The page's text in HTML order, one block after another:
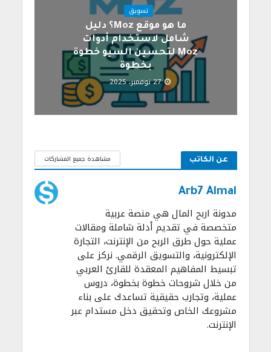
تسويق
ما هو موقع Moz؟ دليل
شامل لاستخدام أدوات
Moz لتحسين السيو خطوة
بخطوة
27 نوفمبر، 2025
عن الكاتب مشاهدة جميع المشاركات
Arb7 Almal
مدونة اربح المال هي منصة عربية
متخصصة في تقديم أدلة شاملة ومقالات
عملية حول طرق الربح من الإنترنت، التجارة
الإلكترونية، والتسويق الرقمي. نركز على
تبسيط المفاهيم المعقدة للقارئ العربي
من خلال شروحات خطوة بخطوة، دروس
عملية، وتجارب حقيقية تساعدك على بناء
مشروعك الخاص وتحقيق دخل مستدام عبر
الإنترنت.